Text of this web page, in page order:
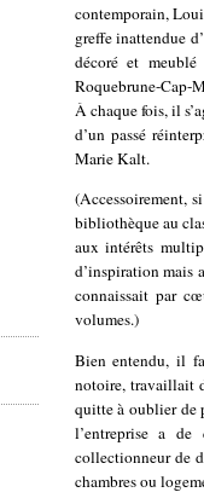
contemporain,
greffe inattendue
décoré et
Roquebrune-Cap-
À chaque fois, il
d’un passé
Marie Kalt.
(Accessoirement,
bibliothèque au
aux intérêts
d’inspiration mais
connaissait par
volumes.)
Bien entendu, il
notoire, travaillait
quitte à oublier de
l’entreprise a de
collectionneur de
chambres ou